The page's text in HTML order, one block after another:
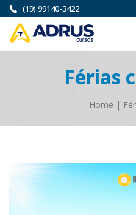
(19) 99140-3422
Férias
Home |